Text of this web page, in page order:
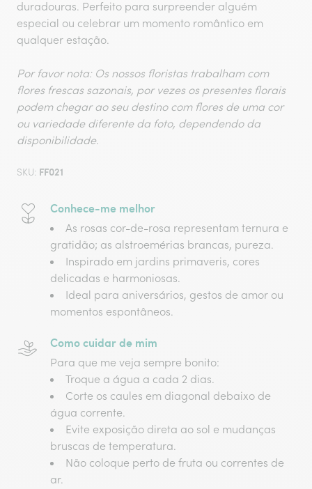
duradouras. Perfeito para surpreender alguém
especial ou celebrar um momento romântico em
qualquer estação.
Por favor nota: Os nossos floristas trabalham com
flores frescas sazonais, por vezes os presentes florais
podem chegar ao seu destino com flores de uma cor
ou variedade diferente da foto, dependendo da
disponibilidade.
SKU: FF021
Conhece-me melhor
As rosas cor-de-rosa representam ternura e
gratidão; as alstroemérias brancas, pureza.
Inspirado em jardins primaveris, cores
delicadas e harmoniosas.
Ideal para aniversários, gestos de amor ou
momentos espontâneos.
Como cuidar de mim
Para que me veja sempre bonito:
Troque a água a cada 2 dias.
Corte os caules em diagonal debaixo de
água corrente.
Evite exposição direta ao sol e mudanças
bruscas de temperatura.
Não coloque perto de fruta ou correntes de
ar.